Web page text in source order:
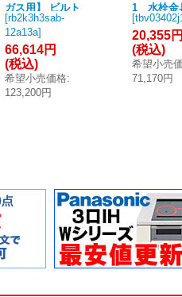
ガス用】 ビルト
インコンロ 都市
ガス 45cm 2口タ
イプ コンパクト
シリーズ シェル
グレー
[rb2k3h3sab-
12a13a]
66,614円
(税込)
希望小売価格:
123,200円
1 水栓金
シリーズ
ーモスタッ
合水栓 (コ
ートウエー
リック) ス
[
20,355円
(税込)
希望小売
71,170円